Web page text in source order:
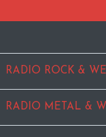
RADIO ROCK &
RADIO METAL &